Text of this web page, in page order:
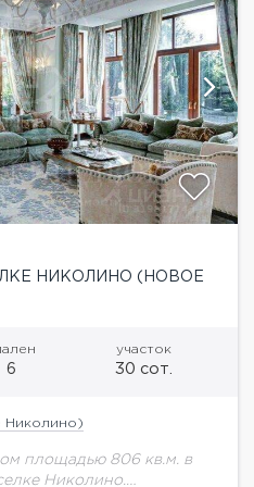
НИКОЛИНО (НОВОЕ
6
участок
30 сот.
Николино)
площадью 806 кв.м. в
Николино.